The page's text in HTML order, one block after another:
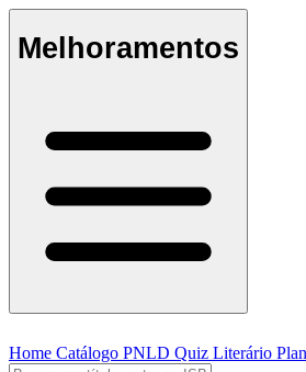
Melhoramentos
Home Catálogo PNLD Quiz Literário